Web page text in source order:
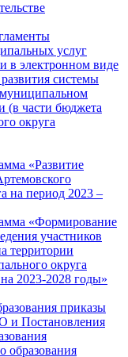
услуг
в электронном виде
системы
(в части бюджета
округа
«Развитие
на период 2023 –
«Формирование
участников
территории
округа
2023-2028 годы»
приказы
и Постановления
образования